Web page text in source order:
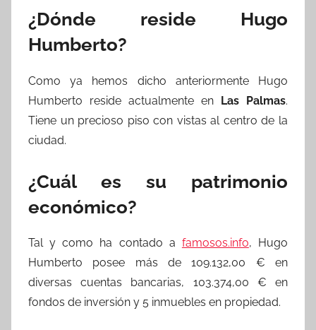
¿Dónde reside Hugo
Humberto?
Como ya hemos dicho anteriormente Hugo
Humberto reside actualmente en Las Palmas.
Tiene un precioso piso con vistas al centro de la
ciudad.
¿Cuál es su patrimonio
económico?
Tal y como ha contado a famosos.info, Hugo
Humberto posee más de 109.132,00 € en
diversas cuentas bancarias, 103.374,00 € en
fondos de inversión y 5 inmuebles en propiedad.